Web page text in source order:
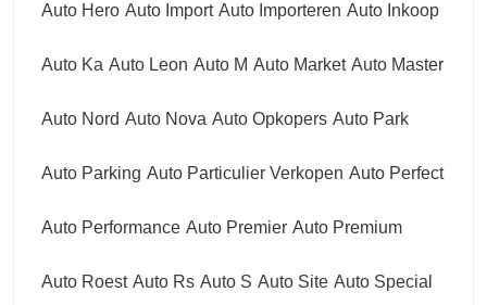
Auto Hero Auto Import Auto Importeren Auto Inkoop
Auto Ka Auto Leon Auto M Auto Market Auto Master
Auto Nord Auto Nova Auto Opkopers Auto Park
Auto Parking Auto Particulier Verkopen Auto Perfect
Auto Performance Auto Premier Auto Premium
Auto Roest Auto Rs Auto S Auto Site Auto Special